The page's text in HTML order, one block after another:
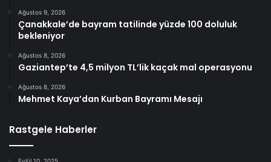
Ağustos 9, 2026
Çanakkale’de bayram tatilinde yüzde 100 doluluk
bekleniyor
Ağustos 8, 2026
Gaziantep’te 4,5 milyon TL’lik kaçak mal operasyonu
Ağustos 8, 2026
Mehmet Kaya’dan Kurban Bayramı Mesajı
Rastgele Haberler